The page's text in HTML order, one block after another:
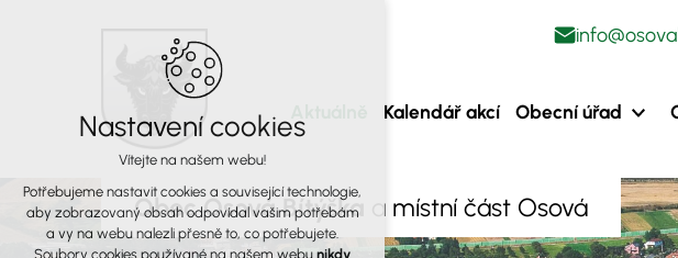
Kalendář akcí Obecní úřad
Obec Osová Bítýška a místní část Osová
Nastavení cookies
Vítejte na našem webu!
Potřebujeme nastavit cookies a související technologie,
aby zobrazovaný obsah odpovídal vašim potřebám
a vy na webu nalezli přesně to, co potřebujete.
Soubory cookies používané na našem webu nikdy